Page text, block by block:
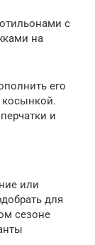
с
на
его
косынкой.
и
или
для
сезоне